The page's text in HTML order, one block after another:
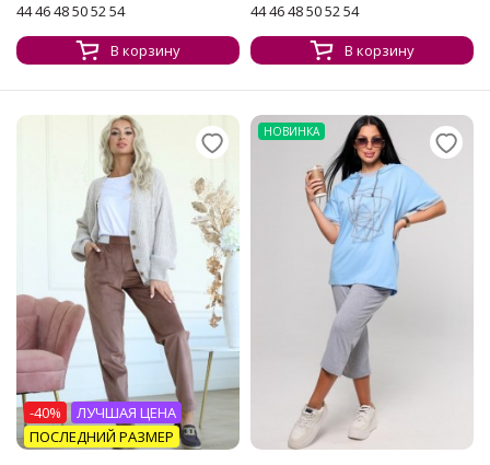
44 46 48 50 52 54
В корзину
44 46 48 50 52 54
В корзину
-40%
ЛУЧШАЯ ЦЕНА
ПОСЛЕДНИЙ РАЗМЕР
НОВИНКА